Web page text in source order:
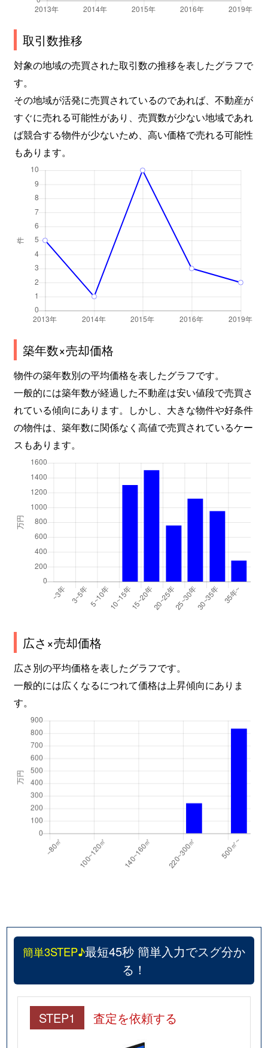
取引数推移
対象の地域の売買された取引数の推移を表したグラフで
す。
その地域が活発に売買されているのであれば、不動産が
すぐに売れる可能性があり、売買数が少ない地域であれ
ば競合する物件が少ないため、高い価格で売れる可能性
もあります。
築年数×売却価格
物件の築年数別の平均価格を表したグラフです。
一般的には築年数が経過した不動産は安い値段で売買さ
れている傾向にあります。しかし、大きな物件や好条件
の物件は、築年数に関係なく高値で売買されているケー
スもあります。
広さ×売却価格
広さ別の平均価格を表したグラフです。
一般的には広くなるにつれて価格は上昇傾向にありま
す。
簡単3STEP♪最短45秒 簡単入力でスグ分か
る！
STEP1 査定を依頼する